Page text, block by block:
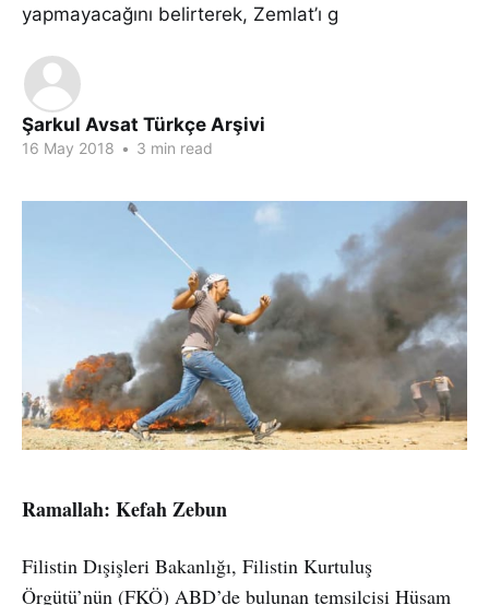
yapmayacağını belirterek, Zemlat’ı g
Şarkul Avsat Türkçe Arşivi
16 May 2018 • 3 min read
Ramallah: Kefah Zebun
Filistin Dışişleri Bakanlığı, Filistin Kurtuluş
Örgütü’nün (FKÖ) ABD’de bulunan temsilcisi Hüsam